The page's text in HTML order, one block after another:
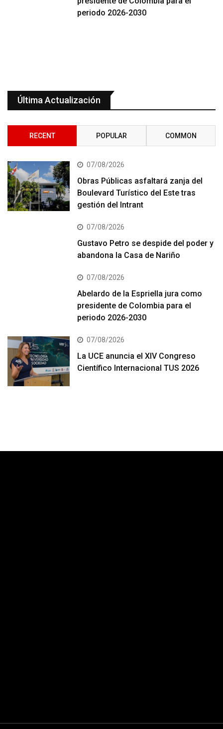
periodo 2026-2030
Última Actualización
RECENT POPULAR COMMON
07/08/2026
Obras Públicas asfaltará zanja del
Boulevard Turístico del Este tras
gestión del Intrant
07/08/2026
Gustavo Petro se despide del poder y
abandona la Casa de Nariño
07/08/2026
Abelardo de la Espriella jura como
presidente de Colombia para el
periodo 2026-2030
07/08/2026
La UCE anuncia el XIV Congreso
Científico Internacional TUS 2026